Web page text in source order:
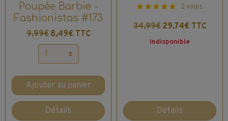
Poupée Barbie -
Fashionistas #173
9,99€ 8,49€ TTC
Ajouter au panier
Détails
2 votes.
34,99€ 29,74€ TTC
Indisponible
Détails